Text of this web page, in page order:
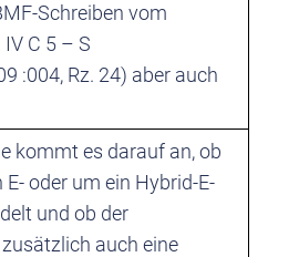
Schreiben vom
C 5 – S
:004, Rz. 24) aber auch
kommt es darauf an, ob
oder um ein Hybrid-E-
und ob der
auch eine